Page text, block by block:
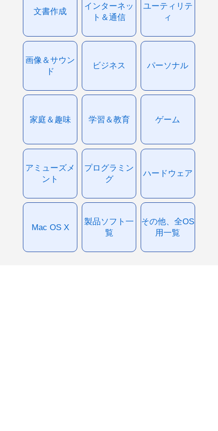
文書作成
インターネッ
ト＆通信
ユーティリテ
ィ
画像＆サウン
ド
ビジネス パーソナル
家庭＆趣味 学習＆教育 ゲーム
アミューズメ
ント
プログラミン
グ
ハードウェア
Mac OS X
製品ソフト一
覧
その他、全OS
用一覧